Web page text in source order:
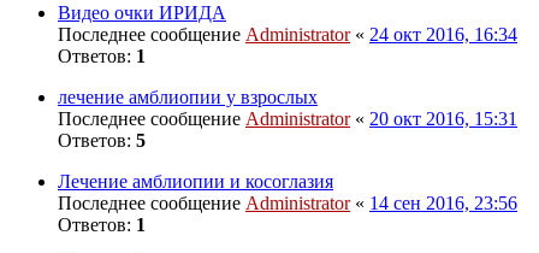
Видео очки ИРИДА
Последнее сообщение Administrator« 24 окт 2016, 16:34
Ответов: 1
лечение амблиопии у взрослых
Последнее сообщение Administrator« 20 окт 2016, 15:31
Ответов: 5
Лечение амблиопии и косоглазия
Последнее сообщение Administrator« 14 сен 2016, 23:56
Ответов: 1